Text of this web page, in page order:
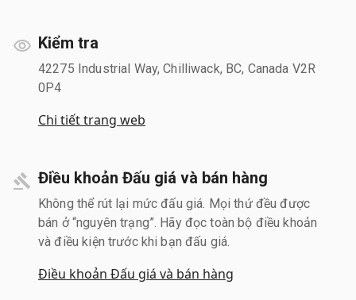
Kiểm tra
42275 Industrial Way, Chilliwack, BC, Canada V2R
0P4
Chi tiết trang web
Điều khoản Đấu giá và bán hàng
Không thể rút lại mức đấu giá. Mọi thứ đều được
bán ở “nguyên trạng”. Hãy đọc toàn bộ điều khoản
và điều kiện trước khi bạn đấu giá.
Điều khoản Đấu giá và bán hàng